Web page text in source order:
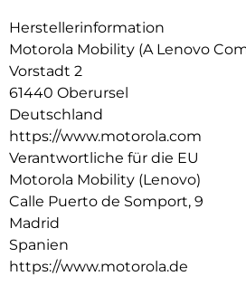
erlebst du hohe 5G-
Audio über Stereo-Lautsprecher. Mit
erlebst du deine Kreativität in neuem
Herstellerinformation
Motorola Mobility (A Lenovo
Vorstadt 2
61440 Oberursel
Deutschland
https://www.motorola.com
Verantwortliche für die EU
Motorola Mobility (Lenovo)
Calle Puerto de Somport, 9
Madrid
Spanien
https://www.motorola.de